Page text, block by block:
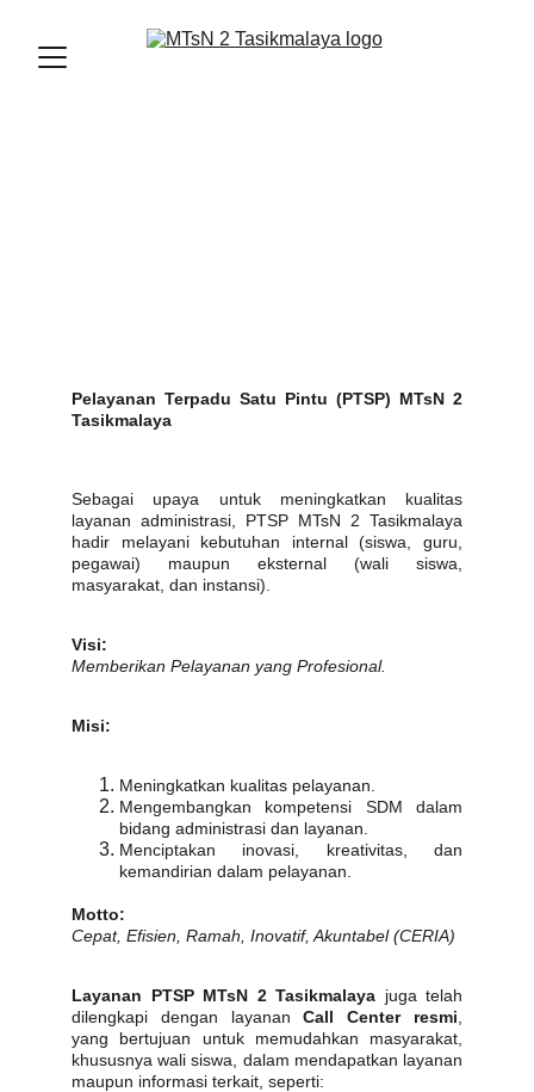
Pelayanan Terpadu Satu Pintu (PTSP) MTsN 2
Tasikmalaya
Sebagai upaya untuk meningkatkan kualitas
layanan administrasi, PTSP MTsN 2 Tasikmalaya
hadir melayani kebutuhan internal (siswa, guru,
pegawai) maupun eksternal (wali siswa,
masyarakat, dan instansi).
Visi:
Memberikan Pelayanan yang Profesional.
Misi:
Meningkatkan kualitas pelayanan.
Mengembangkan kompetensi SDM dalam
bidang administrasi dan layanan.
Menciptakan inovasi, kreativitas, dan
kemandirian dalam pelayanan.
Motto:
Cepat, Efisien, Ramah, Inovatif, Akuntabel (CERIA)
Layanan PTSP MTsN 2 Tasikmalaya juga telah
dilengkapi dengan layananCall Center resmi
yang bertujuan untuk memudahkan masyarakat,
khususnya wali siswa, dalam mendapatkan layanan
maupun informasi terkait, seperti: